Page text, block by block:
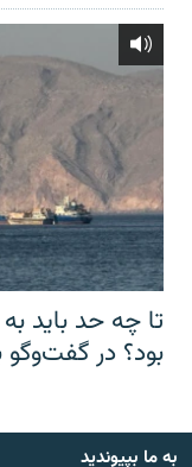
تا چه حد باید
بود؟ در گفت‌وگو
به ما بپیوندید